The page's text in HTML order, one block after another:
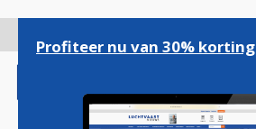
gaan
Profiteer nu van 30% korting